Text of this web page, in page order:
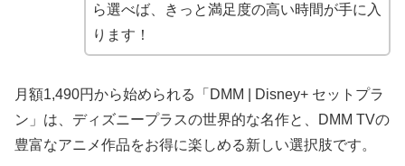
ら選べば、きっと満足度の高い時間が手に入
ります！
月額1,490円から始められる「DMM | Disney+ セットプラ
ン」は、ディズニープラスの世界的な名作と、DMM TVの
豊富なアニメ作品をお得に楽しめる新しい選択肢です。